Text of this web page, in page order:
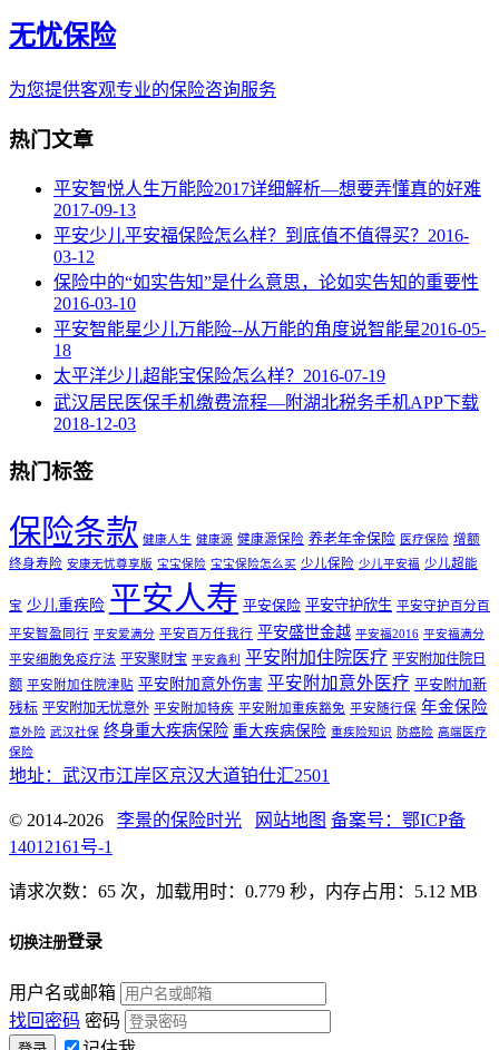
无忧保险
为您提供客观专业的保险咨询服务
热门文章
平安智悦人生万能险2017详细解析—想要弄懂真的好难
2017-09-13
平安少儿平安福保险怎么样？到底值不值得买？ 2016-
03-12
保险中的“如实告知”是什么意思，论如实告知的重要性
2016-03-10
平安智能星少儿万能险--从万能的角度说智能星2016-05-
18
太平洋少儿超能宝保险怎么样？ 2016-07-19
武汉居民医保手机缴费流程—附湖北税务手机APP下载
2018-12-03
热门标签
保险条款 健康人生 健康源 健康源保险 养老年金保险 医疗保险 增额
终身寿险 安康无忧尊享版 宝宝保险 宝宝保险怎么买 少儿保险 少儿平安福 少儿超能
宝 少儿重疾险 平安人寿 平安保险 平安守护欣生 平安守护百分百
平安智盈同行 平安爱满分 平安百万任我行 平安盛世金越 平安福2016 平安福满分
平安细胞免疫疗法 平安聚财宝 平安鑫利 平安附加住院医疗 平安附加住院日
额 平安附加住院津贴 平安附加意外伤害 平安附加意外医疗 平安附加新
残标 平安附加无忧意外 平安附加特疾 平安附加重疾豁免 平安随行保 年金保险
意外险 武汉社保 终身重大疾病保险 重大疾病保险 重疾险知识 防癌险 高端医疗
保险
地址：武汉市江岸区京汉大道铂仕汇2501
© 2014-2026 李景的保险时光 网站地图 备案号：鄂ICP备
14012161号-1
请求次数：65 次，加载用时：0.779 秒，内存占用：5.12 MB
切换注册登录
用户名或邮箱
找回密码 密码